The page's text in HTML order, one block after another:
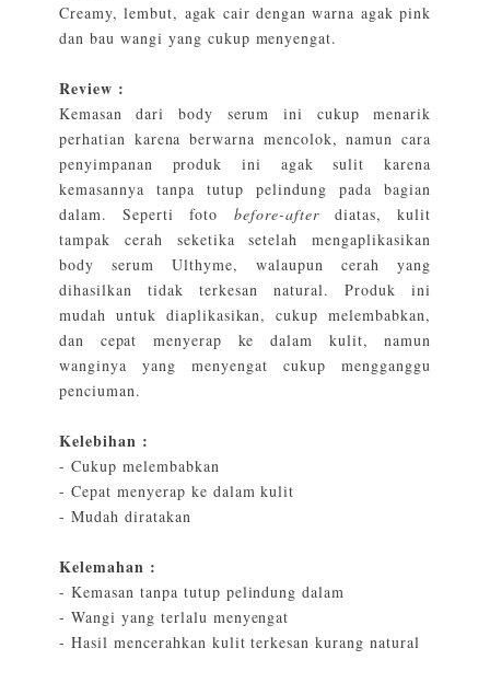
Creamy, lembut, agak cair dengan warna agak pink
dan bau wangi yang cukup menyengat.
Review :
Kemasan dari body serum ini cukup menarik
perhatian karena berwarna mencolok, namun cara
penyimpanan produk ini agak sulit karena
kemasannya tanpa tutup pelindung pada bagian
dalam. Seperti foto before-afterdiatas, kulit
tampak cerah seketika setelah mengaplikasikan
body serum Ulthyme, walaupun cerah yang
dihasilkan tidak terkesan natural. Produk ini
mudah untuk diaplikasikan, cukup melembabkan,
dan cepat menyerap ke dalam kulit, namun
wanginya yang menyengat cukup mengganggu
penciuman.
Kelebihan :
- Cukup melembabkan
- Cepat menyerap ke dalam kulit
- Mudah diratakan
Kelemahan :
- Kemasan tanpa tutup pelindung dalam
- Wangi yang terlalu menyengat
- Hasil mencerahkan kulit terkesan kurang natural